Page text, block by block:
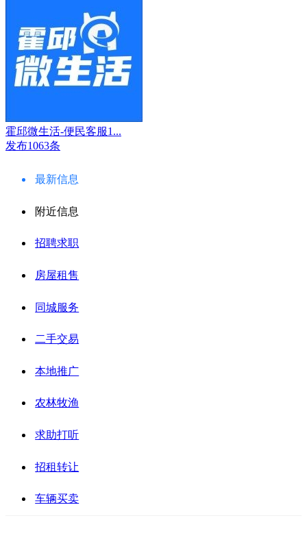
霍邱微生活-便民客服1...
发布1063条
最新信息
附近信息
招聘求职
房屋租售
同城服务
二手交易
本地推广
农林牧渔
求助打听
招租转让
车辆买卖